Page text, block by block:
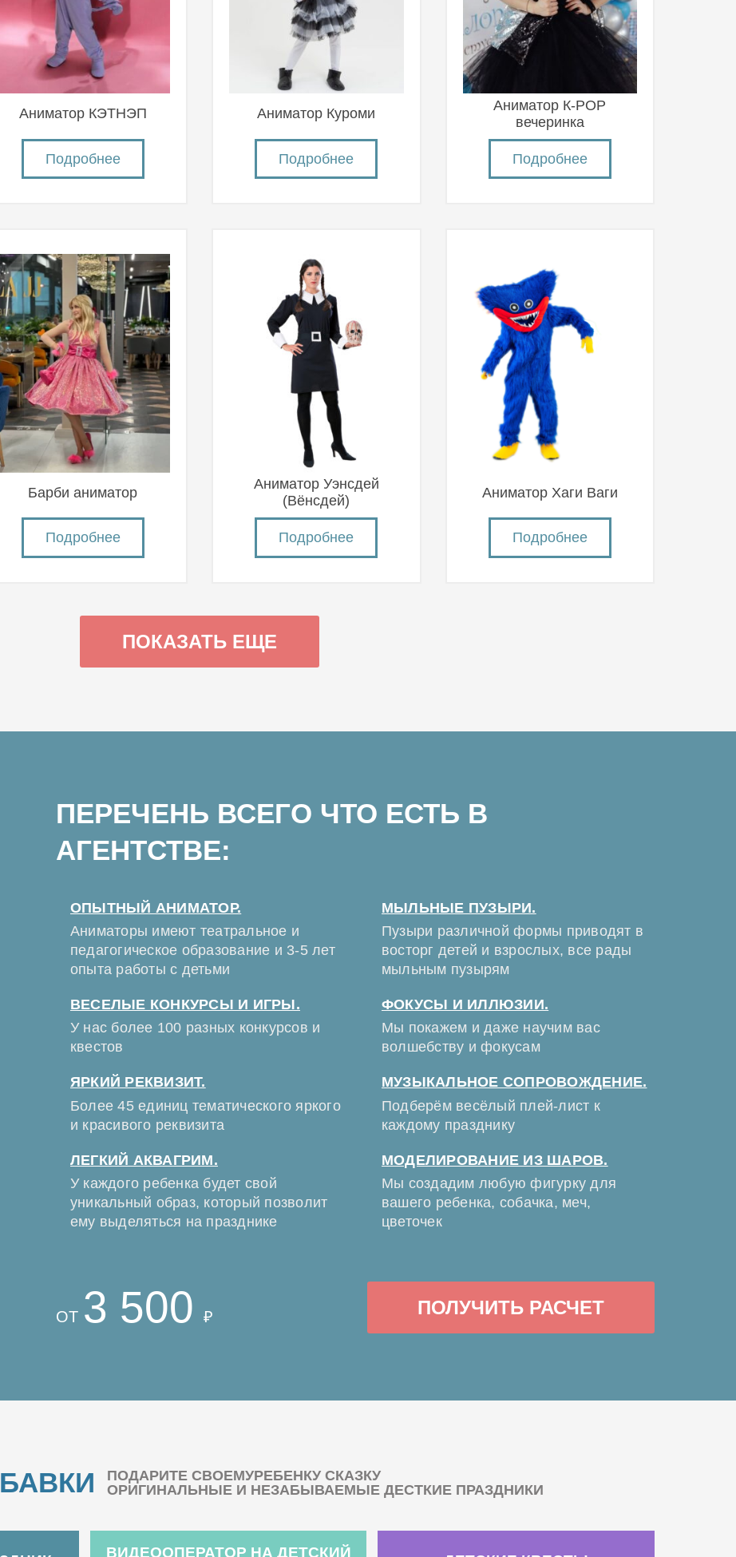
Аниматор КЭТНЭП
Подробнее
Аниматор Куроми
Подробнее
Аниматор К-POP
вечеринка
Подробнее
Барби аниматор
Подробнее
Аниматор Уэнсдей
(Вëнсдей)
Подробнее
Аниматор Хаги Ваги
Подробнее
ПОКАЗАТЬ ЕЩЕ
ПЕРЕЧЕНЬ ВСЕГО ЧТО ЕСТЬ В
АГЕНТСТВЕ:
ОПЫТНЫЙ АНИМАТОР.
Аниматоры имеют театральное и
педагогическое образование и 3-5 лет
опыта работы с детьми
ВЕСЕЛЫЕ КОНКУРСЫ И ИГРЫ.
У нас более 100 разных конкурсов и
квестов
ЯРКИЙ РЕКВИЗИТ.
Более 45 единиц тематического яркого
и красивого реквизита
ЛЕГКИЙ АКВАГРИМ.
У каждого ребенка будет свой
уникальный образ, который позволит
ему выделяться на празднике
МЫЛЬНЫЕ ПУЗЫРИ.
Пузыри различной формы приводят в
восторг детей и взрослых, все рады
мыльным пузырям
ФОКУСЫ И ИЛЛЮЗИИ.
Мы покажем и даже научим вас
волшебству и фокусам
МУЗЫКАЛЬНОЕ СОПРОВОЖДЕНИЕ.
Подберём весёлый плей-лист к
каждому празднику
МОДЕЛИРОВАНИЕ ИЗ ШАРОВ.
Мы создадим любую фигурку для
вашего ребенка, собачка, меч,
цветочек
ОТ 3 500 ₽ ПОЛУЧИТЬ РАСЧЕТ
ПОДАРИТЕ СВОЕМУРЕБЕНКУ СКАЗКУ
ОРИГИНАЛЬНЫЕ И НЕЗАБЫВАЕМЫЕ ДЕСТКИЕ ПРАЗДНИКИ
ВИДЕООПЕРАТОР НА ДЕТСКИЙ